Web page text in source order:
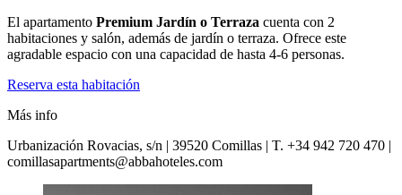
El apartamento Premium Jardín o Terraza cuenta con 2
habitaciones y salón, además de jardín o terraza. Ofrece este
agradable espacio con una capacidad de hasta 4-6 personas.
Reserva esta habitación
Más info
Urbanización Rovacias, s/n | 39520 Comillas | T. +34 942 720 470 |
comillasapartments@abbahoteles.com